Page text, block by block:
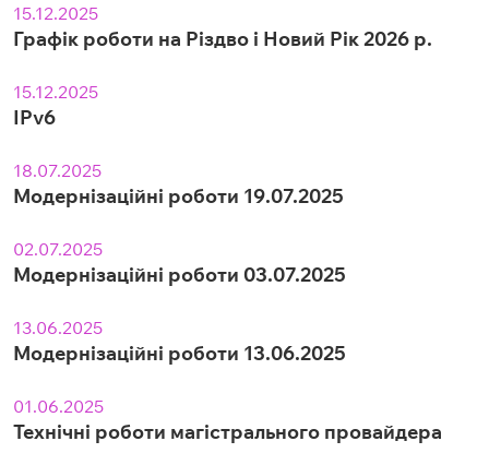
15.12.2025
Графік роботи на Різдво і Новий Рік 2026 р.
15.12.2025
IPv6
18.07.2025
Модернізаційні роботи 19.07.2025
02.07.2025
Модернізаційні роботи 03.07.2025
13.06.2025
Модернізаційні роботи 13.06.2025
01.06.2025
Технічні роботи магістрального провайдера